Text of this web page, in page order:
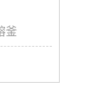
釜